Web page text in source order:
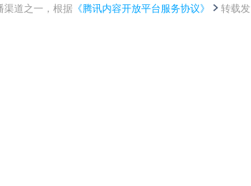
渠道之一，根据 《腾讯内容开放平台服务协议》
转载发